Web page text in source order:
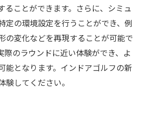
ることができます。さらに、シミュ
定の環境設定を行うことができ、例
の変化などを再現することが可能で
際のラウンドに近い体験ができ、よ
能となります。インドアゴルフの新
験してください。